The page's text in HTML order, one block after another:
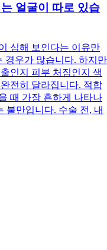
얼굴이 따로 있습
심해 보인다는 이유만
경우가 많습니다. 하지만
인지 피부 처짐인지 색
전히 달라집니다. 적합
때 가장 흔하게 나타나
불만입니다. 수술 전, 내